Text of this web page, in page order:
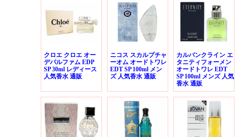
クロエ クロエ オー
デパルファム EDP
SP 30ml レディース
人気香水 通販
ニコス スカルプチャ
ーオム オードトワレ
EDT SP 100ml メン
ズ 人気香水 通販
カルバンクライン エ
タニティフォーメン
オードトワレ EDT
SP 100ml メンズ 人気
香水 通販